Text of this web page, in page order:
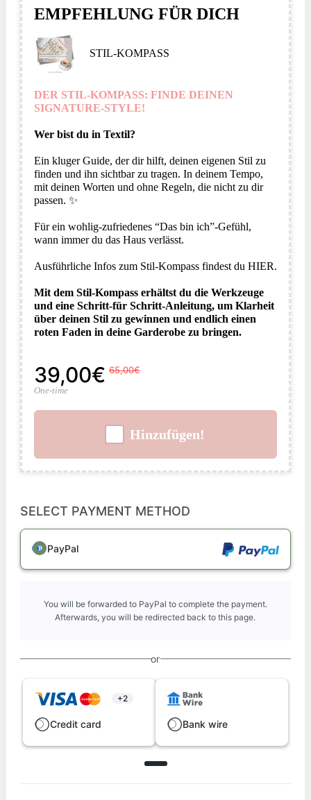
EMPFEHLUNG FÜR DICH
STIL-KOMPASS
DER STIL-KOMPASS: FINDE DEINEN
SIGNATURE-STYLE!
Wer bist du in Textil?
Ein kluger Guide, der dir hilft, deinen eigenen Stil zu
finden und ihn sichtbar zu tragen. In deinem Tempo,
mit deinen Worten und ohne Regeln, die nicht zu dir
passen. ✨
Für ein wohlig-zufriedenes “Das bin ich”-Gefühl,
wann immer du das Haus verlässt.
Ausführliche Infos zum Stil-Kompass findest du HIER.
Mit dem Stil-Kompass erhältst du die Werkzeuge
und eine Schritt-für Schritt-Anleitung, um Klarheit
über deinen Stil zu gewinnen und endlich einen
roten Faden in deine Garderobe zu bringen.
39,00€
One-time
65,00€
Hinzufügen!
SELECT PAYMENT METHOD
PayPal
You will be forwarded to PayPal to complete the payment.
Afterwards, you will be redirected back to this page.
or
+2
Credit card Bank wire